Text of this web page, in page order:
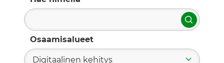
Hae
Osaamisalueet
Digitaalinen kehitys